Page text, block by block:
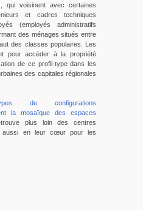
qui voisinent avec certaines
et cadres techniques
(employés administratifs
des ménages situés entre
des classes populaires. Les
pour accéder à la propriété
de ce profil-type dans les
des capitales régionales
de configurations
la mosaïque des espaces
plus loin des centres
aussi en leur cœur pour les